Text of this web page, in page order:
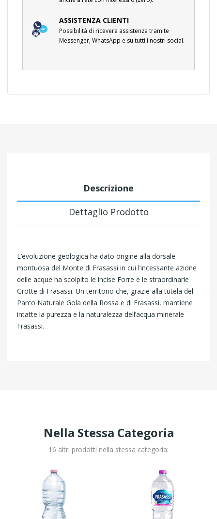
ASSISTENZA CLIENTI
Possibilità di ricevere assistenza tramite
Messenger, WhatsApp e su tutti i nostri social.
Descrizione
Dettaglio Prodotto
L’evoluzione geologica ha dato origine alla dorsale
montuosa del Monte di Frasassi in cui l’incessante azione
delle acque ha scolpito le incise Forre e le straordinarie
Grotte di Frasassi. Un territorio che, grazie alla tutela del
Parco Naturale Gola della Rossa e di Frasassi, mantiene
intatte la purezza e la naturalezza dell’acqua minerale
Frasassi.
Nella Stessa Categoria
16 altri prodotti nella stessa categoria: